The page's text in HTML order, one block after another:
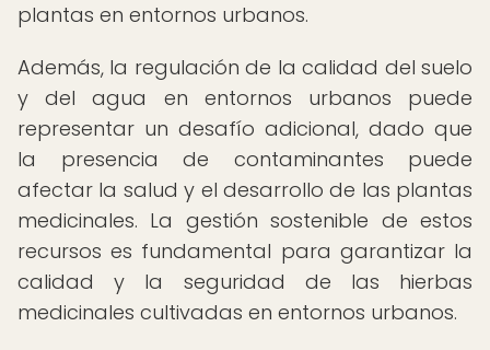
plantas en entornos urbanos.
Además, la regulación de la calidad del suelo
y del agua en entornos urbanos puede
representar un desafío adicional, dado que
la presencia de contaminantes puede
afectar la salud y el desarrollo de las plantas
medicinales. La gestión sostenible de estos
recursos es fundamental para garantizar la
calidad y la seguridad de las hierbas
medicinales cultivadas en entornos urbanos.